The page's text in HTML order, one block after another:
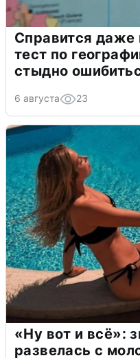
Справится даже
тест по
стыдно
6 августа 23
«Ну вот и всё»:
развелась с